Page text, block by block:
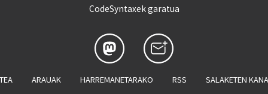
CodeSyntaxek garatua
ARAUAK HARREMANETARAKO RSS SALAKETEN